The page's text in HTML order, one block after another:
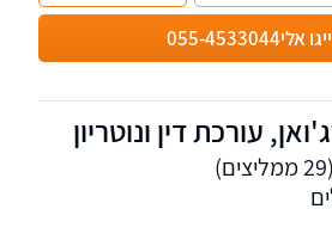
אלי055-4533044
עורכת דין ונוטריון
(29 ממליצים)